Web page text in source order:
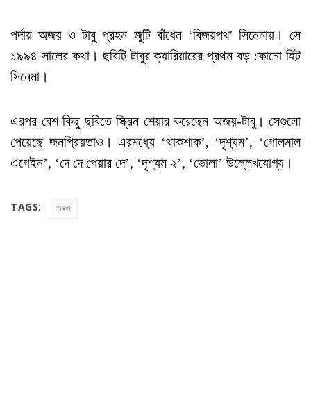
পর্দায় অজয় ও টাবু প্রহম জুটি বাঁধেন ‘বিজয়পথ' সিনেমায়। সে
১৯৯৪ সালের কথা। ছবিটি টাবুর ক্যারিয়ারের প্রথম বড় কোনো হিট
সিনেমা।
এরপর বেশ কিছু ছবিতে স্ক্রিন শেয়ার করেছেন অজয়-টাবু। সেগুলো
পেয়েছে জনপ্রিয়তাও। এরমধ্যে ‘থাকশাক’, ‘দৃশ্যম’, ‘গোলমাল
এগেইন’, ‘দে দে পেয়ার দে’, ‘দৃশ্যম ২’, ‘ভোলা’ উল্লেখযোগ্য।
TAGS: অজয়